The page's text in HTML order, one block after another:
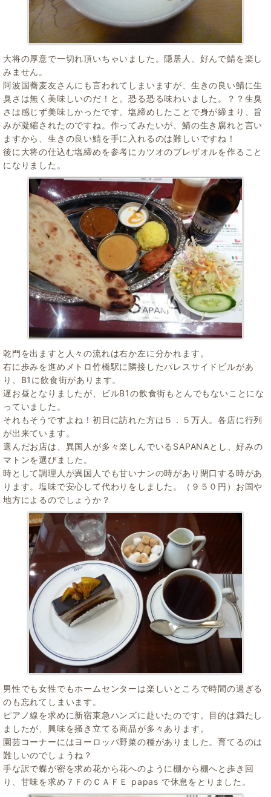
大将の厚意で一切れ頂いちゃいました。隠居人、好んで鯖を楽し
みません。
阿波国蕎麦友さんにも言われてしまいますが、生きの良い鯖に生
臭さは無く美味しいのだ！と。恐る恐る味わいました。？？生臭
さは感じず美味しかったです。塩締めしたことで身が締まり、旨
みが凝縮されたのですね。作ってみたいが、鯖の生き腐れと言い
ますから、生きの良い鯖を手に入れるのは難しいですね！
後に大将の仕込む塩締めを参考にカツオのブレザオルを作ること
になりました。
乾門を出ますと人々の流れは右か左に分かれます。
右に歩みを進めメトロ竹橋駅に隣接したパレスサイドビルがあ
り、B1に飲食街があります。
遅お昼となりましたが、ビルB1の飲食街もとんでもないことにな
っていました。
それもそうですよね！初日に訪れた方は５．５万人。各店に行列
が出来ています。
選んだお店は、異国人が多々楽しんでいるSAPANAとし、好みの
マトンを選びました。
時として調理人が異国人でも甘いナンの時があり閉口する時があ
ります。塩味で安心して代わりをしました。（９５０円）お国や
地方によるのでしょうか？
男性でも女性でもホームセンターは楽しいところで時間の過ぎる
のも忘れてしまいます。
ピアノ線を求めに新宿東急ハンズに赴いたのです。目的は満たし
ましたが、興味を掻き立てる商品が多々あります。
園芸コーナーにはヨーロッパ野菜の種がありました。育てるのは
難しいのでしょうね？
手な訳で蝶が密を求め花から花へのように棚から棚へと歩き回
り、甘味を求め７ＦのＣＡＦＥ papas で休息をとりました。